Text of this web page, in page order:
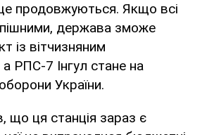
продовжуються. Якщо всі
держава зможе
із вітчизняним
РПС-7 Інгул стане на
України.
що ця станція зараз є